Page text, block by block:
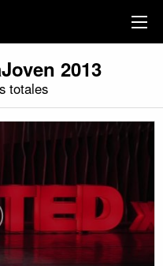
2013
totales